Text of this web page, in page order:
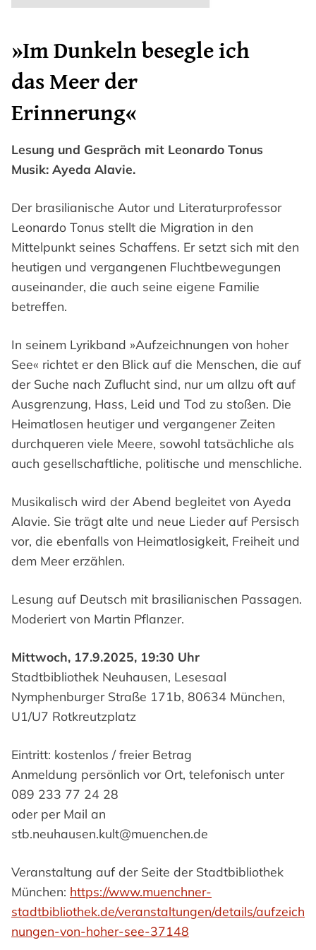
»Im Dunkeln besegle ich
das Meer der
Erinnerung«
Lesung und Gespräch mit Leonardo Tonus
Musik: Ayeda Alavie.
Der brasilianische Autor und Literaturprofessor
Leonardo Tonus stellt die Migration in den
Mittelpunkt seines Schaffens. Er setzt sich mit den
heutigen und vergangenen Fluchtbewegungen
auseinander, die auch seine eigene Familie
betreffen.
In seinem Lyrikband »Aufzeichnungen von hoher
See« richtet er den Blick auf die Menschen, die auf
der Suche nach Zuflucht sind, nur um allzu oft auf
Ausgrenzung, Hass, Leid und Tod zu stoßen. Die
Heimatlosen heutiger und vergangener Zeiten
durchqueren viele Meere, sowohl tatsächliche als
auch gesellschaftliche, politische und menschliche.
Musikalisch wird der Abend begleitet von Ayeda
Alavie. Sie trägt alte und neue Lieder auf Persisch
vor, die ebenfalls von Heimatlosigkeit, Freiheit und
dem Meer erzählen.
Lesung auf Deutsch mit brasilianischen Passagen.
Moderiert von Martin Pflanzer.
Mittwoch, 17.9.2025, 19:30 Uhr
Stadtbibliothek Neuhausen, Lesesaal
Nymphenburger Straße 171b, 80634 München,
U1/U7 Rotkreutzplatz
Eintritt: kostenlos / freier Betrag
Anmeldung persönlich vor Ort, telefonisch unter
089 233 77 24 28
oder per Mail an
stb.neuhausen.kult@muenchen.de
Veranstaltung auf der Seite der Stadtbibliothek
München: https://www.muenchner-
stadtbibliothek.de/veranstaltungen/details/aufzeich
nungen-von-hoher-see-37148